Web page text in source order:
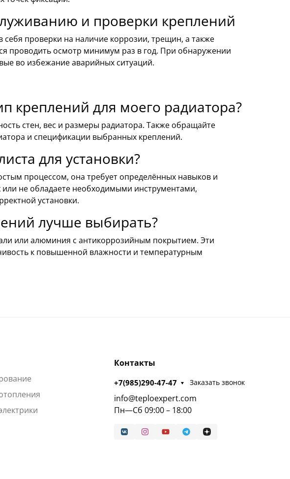
и проверки креплений
проверки на наличие коррозии, трещин, а также
проводить осмотр минимум раз в год. При обнаружении
во избежание аварийных ситуаций.
креплений для моего радиатора?
стен, вес и размеры радиатора. Также обращайте
и спецификации выбранных креплений.
для установки?
процессом, она требует определённых навыков и
или не обладаете необходимыми инструментами,
установки.
лучше выбирать?
или алюминия с антикоррозийным покрытием. Эти
к повышенной влажности и температурным
Контакты
+7(985)290-47-47 Заказать звонок
info@teploexpert.com
Пн—Сб 09:00 – 18:00